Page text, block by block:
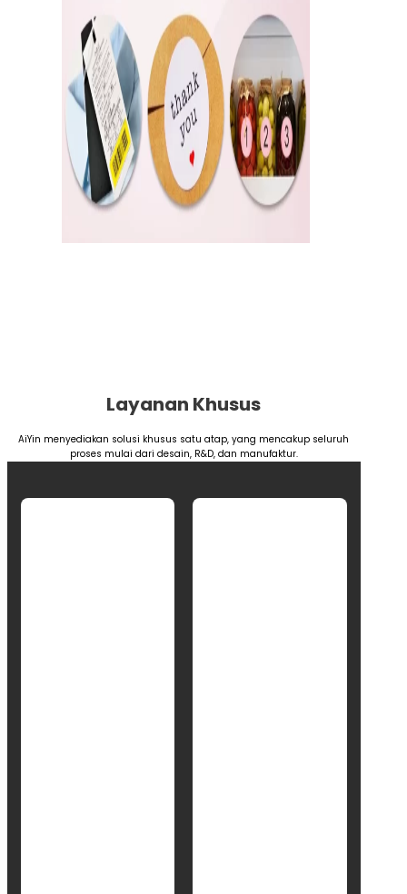
Layanan Khusus
AiYin menyediakan solusi khusus satu atap, yang mencakup seluruh
proses mulai dari desain, R&D, dan manufaktur.